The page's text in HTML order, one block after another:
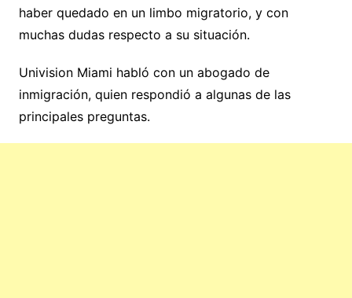
haber quedado en un limbo migratorio, y con
muchas dudas respecto a su situación.
Univision Miami habló con un abogado de
inmigración, quien respondió a algunas de las
principales preguntas.